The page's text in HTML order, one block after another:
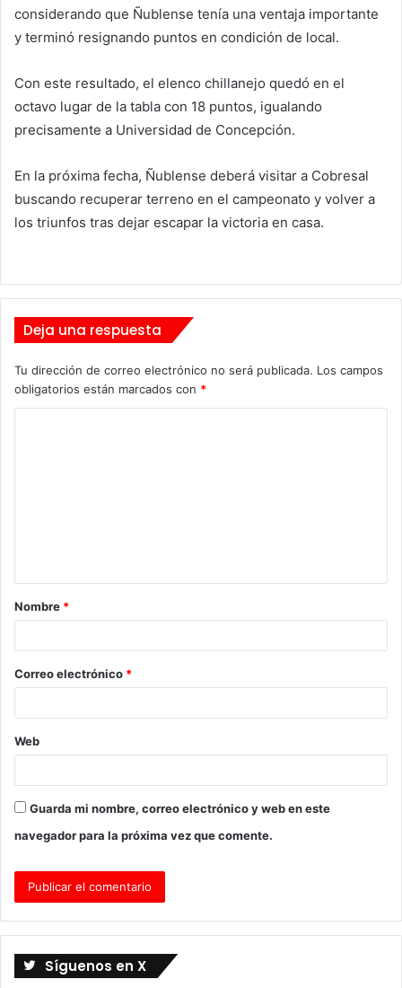
considerando que Ñublense tenía una ventaja importante
y terminó resignando puntos en condición de local.
Con este resultado, el elenco chillanejo quedó en el
octavo lugar de la tabla con 18 puntos, igualando
precisamente a Universidad de Concepción.
En la próxima fecha, Ñublense deberá visitar a Cobresal
buscando recuperar terreno en el campeonato y volver a
los triunfos tras dejar escapar la victoria en casa.
Deja una respuesta
Tu dirección de correo electrónico no será publicada. Los campos
obligatorios están marcados con *
a
r
*
Nombre *
Correo electrónico *
Web
Guarda mi nombre, correo electrónico y web en este
navegador para la próxima vez que comente.
Síguenos en X